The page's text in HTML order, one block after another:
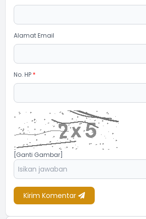
Alamat Email
No. HP *
[Ganti Gambar]
Kirim Komentar